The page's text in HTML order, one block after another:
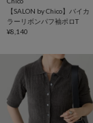
【SALON by Chico】バイカ
ラーリボンパフ袖ポロT
¥8,140